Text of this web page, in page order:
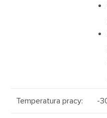
Temperatura pracy: -